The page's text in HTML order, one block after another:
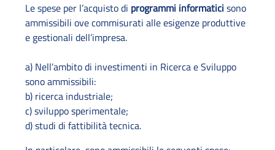
Le spese per l’acquisto di programmi informatici sono
ammissibili ove commisurati alle esigenze produttive
e gestionali dell’impresa.
a) Nell’ambito di investimenti in Ricerca e Sviluppo
sono ammissibili:
b) ricerca industriale;
c) sviluppo sperimentale;
d) studi di fattibilità tecnica.